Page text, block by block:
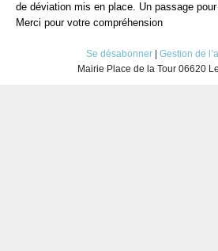
de déviation mis en place. Un passage
Merci pour votre compréhension
Se désabonner
Gestion de
Mairie Place de la Tour 06620